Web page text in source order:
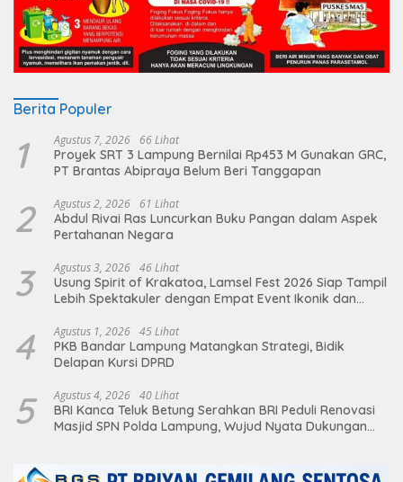
Berita Populer
1 Agustus 7, 2026 66 Lihat
Proyek SRT 3 Lampung Bernilai Rp453 M Gunakan GRC,
PT Brantas Abipraya Belum Beri Tanggapan
2 Agustus 2, 2026 61 Lihat
Abdul Rivai Ras Luncurkan Buku Pangan dalam Aspek
Pertahanan Negara
3 Agustus 3, 2026 46 Lihat
Usung Spirit of Krakatoa, Lamsel Fest 2026 Siap Tampil
Lebih Spektakuler dengan Empat Event Ikonik dan
4 Agustus 1, 2026 45 Lihat
PKB Bandar Lampung Matangkan Strategi, Bidik
Delapan Kursi DPRD
5 Agustus 4, 2026 40 Lihat
BRI Kanca Teluk Betung Serahkan BRI Peduli Renovasi
Masjid SPN Polda Lampung, Wujud Nyata Dukungan